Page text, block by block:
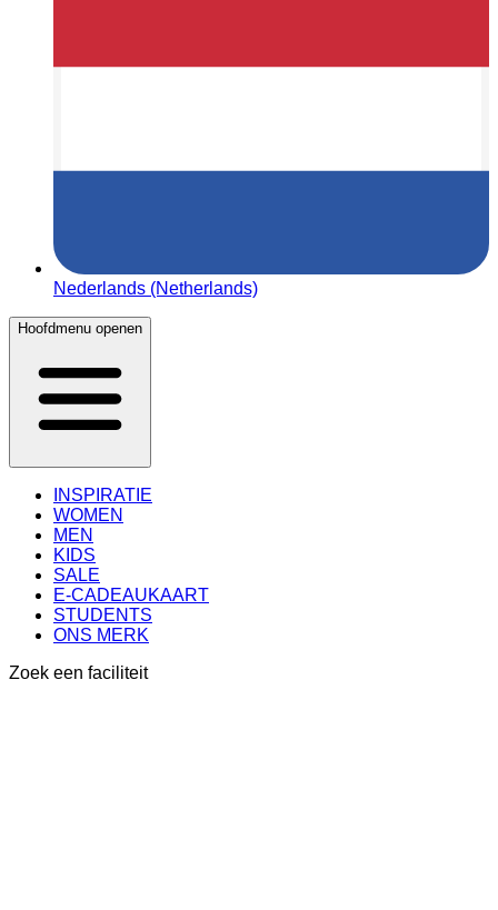
Nederlands (Netherlands)
Hoofdmenu openen
INSPIRATIE
WOMEN
MEN
KIDS
SALE
E-CADEAUKAART
STUDENTS
ONS MERK
Zoek een faciliteit